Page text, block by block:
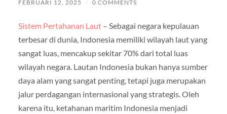
FEBRUARI 12, 2025 / 0 COMMENTS
Sistem Pertahanan Laut– Sebagai negara kepulauan
terbesar di dunia, Indonesia memiliki wilayah laut yang
sangat luas, mencakup sekitar 70% dari total luas
wilayah negara. Lautan Indonesia bukan hanya sumber
daya alam yang sangat penting, tetapi juga merupakan
jalur perdagangan internasional yang strategis. Oleh
karena itu, ketahanan maritim Indonesia menjadi